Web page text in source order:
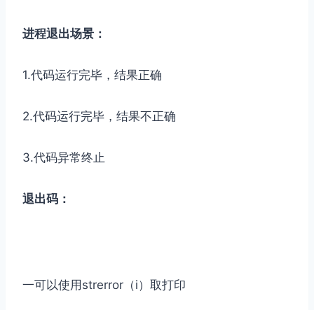
进程退出场景：
1.代码运行完毕，结果正确
2.代码运行完毕，结果不正确
3.代码异常终止
退出码：
一可以使用strerror（i）取打印